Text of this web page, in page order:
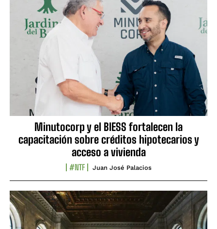
Minutocorp y el BIESS fortalecen la
capacitación sobre créditos hipotecarios y
acceso a vivienda
#NTF Juan José Palacios